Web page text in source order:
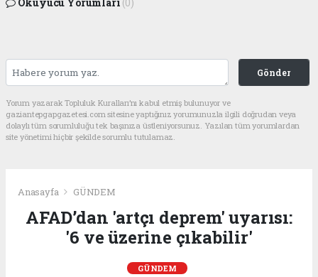
Okuyucu Yorumları (0)
Gönder
Yorum yazarak Topluluk Kuralları’nı kabul etmiş bulunuyor ve
gaziantepgapgazetesi.com sitesine yaptığınız yorumunuzla ilgili doğrudan veya
dolaylı tüm sorumluluğu tek başınıza üstleniyorsunuz. Yazılan tüm yorumlardan
site yönetimi hiçbir şekilde sorumlu tutulamaz.
Anasayfa GÜNDEM
AFAD’dan 'artçı deprem' uyarısı:
'6 ve üzerine çıkabilir'
GÜNDEM